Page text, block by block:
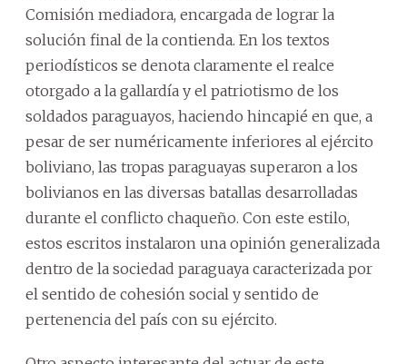
Comisión mediadora, encargada de lograr la
solución final de la contienda. En los textos
periodísticos se denota claramente el realce
otorgado a la gallardía y el patriotismo de los
soldados paraguayos, haciendo hincapié en que, a
pesar de ser numéricamente inferiores al ejército
boliviano, las tropas paraguayas superaron a los
bolivianos en las diversas batallas desarrolladas
durante el conflicto chaqueño. Con este estilo,
estos escritos instalaron una opinión generalizada
dentro de la sociedad paraguaya caracterizada por
el sentido de cohesión social y sentido de
pertenencia del país con su ejército.